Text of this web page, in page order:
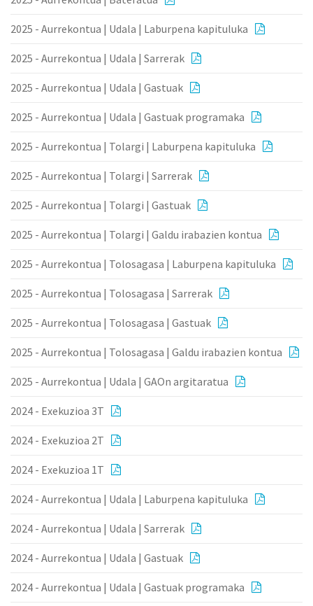
2025 - Aurrekontua | Udala | Laburpena kapituluka
2025 - Aurrekontua | Udala | Sarrerak
2025 - Aurrekontua | Udala | Gastuak
2025 - Aurrekontua | Udala | Gastuak programaka
2025 - Aurrekontua | Tolargi | Laburpena kapituluka
2025 - Aurrekontua | Tolargi | Sarrerak
2025 - Aurrekontua | Tolargi | Gastuak
2025 - Aurrekontua | Tolargi | Galdu irabazien kontua
2025 - Aurrekontua | Tolosagasa | Laburpena kapituluka
2025 - Aurrekontua | Tolosagasa | Sarrerak
2025 - Aurrekontua | Tolosagasa | Gastuak
2025 - Aurrekontua | Tolosagasa | Galdu irabazien kontua
2025 - Aurrekontua | Udala | GAOn argitaratua
2024 - Exekuzioa 3T
2024 - Exekuzioa 2T
2024 - Exekuzioa 1T
2024 - Aurrekontua | Udala | Laburpena kapituluka
2024 - Aurrekontua | Udala | Sarrerak
2024 - Aurrekontua | Udala | Gastuak
2024 - Aurrekontua | Udala | Gastuak programaka